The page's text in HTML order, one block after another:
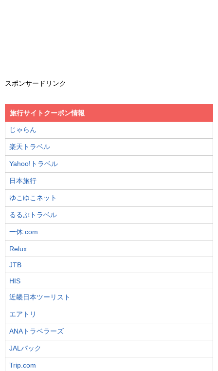
スポンサードリンク
旅行サイトクーポン情報
じゃらん
楽天トラベル
Yahoo!トラベル
日本旅行
ゆこゆこネット
るるぶトラベル
一休.com
Relux
JTB
HIS
近畿日本ツーリスト
エアトリ
ANAトラベラーズ
JALパック
Trip.com